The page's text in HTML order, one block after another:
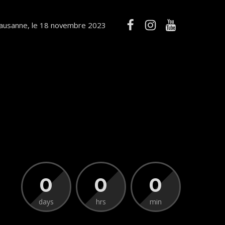
le 18 novembre 2023
0
days
0
hrs
0
min